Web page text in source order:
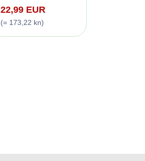
22,99 EUR
(= 173,22 kn)